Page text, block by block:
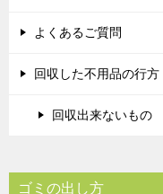
よくあるご質問
回収した不用品の行方
回収出来ないもの
ゴミの出し方